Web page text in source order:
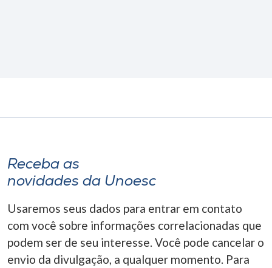
Receba as
novidades da Unoesc
Usaremos seus dados para entrar em contato
com você sobre informações correlacionadas que
podem ser de seu interesse. Você pode cancelar o
envio da divulgação, a qualquer momento. Para